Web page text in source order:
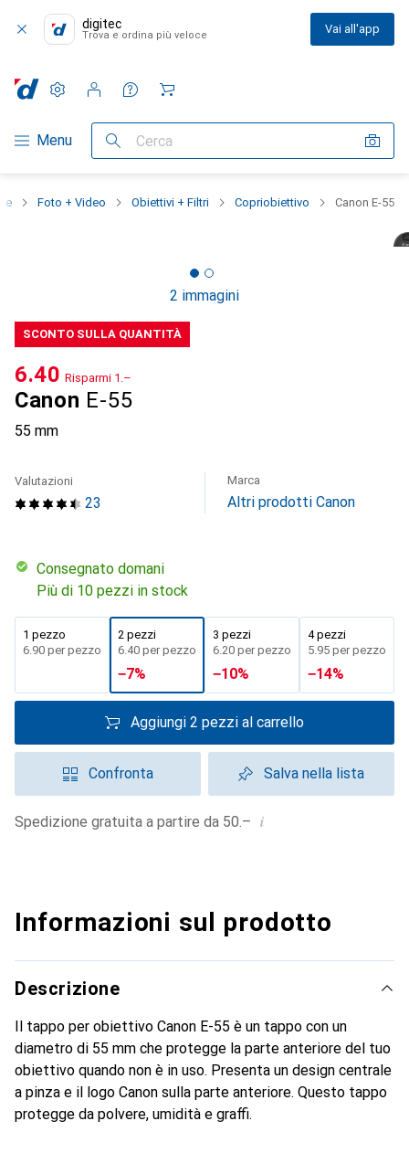
digitec
Trova e ordina più veloce Vai all'app
Categoria Navigazione
Menu Cerca
Impostazioni
Conto cliente
Liste di confronto
Liste dei desideri
Carrello
Foto + Video Obiettivi + Filtri Copriobiettivo Canon E-55
2 immagini
SCONTO SULLA QUANTITÀ
Canon E-55
55 mm
CHF
6.40 Risparmi CHF
1.–
23
Valutazioni Marca
Altri prodotti Canon
Consegnato domani
Più di 10 pezzi in stock
1 pezzo
CHF
6.90 per pezzo
2 pezzi
CHF
6.40 per pezzo
−7%
3 pezzi
CHF
6.20 per pezzo
−10%
4 pezzi
CHF
5.95 per pezzo
−14%
Aggiungi 2 pezzi al carrello
Confronta Salva nella lista
Spedizione gratuita a partire da 50.– i
Informazioni sul prodotto
Descrizione
Il tappo per obiettivo Canon E-55 è un tappo con un
diametro di 55 mm che protegge la parte anteriore del tuo
obiettivo quando non è in uso. Presenta un design centrale
a pinza e il logo Canon sulla parte anteriore. Questo tappo
protegge da polvere, umidità e graffi.